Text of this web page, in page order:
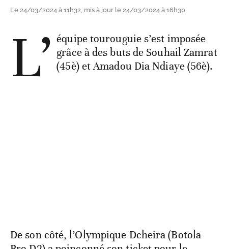
Le 24/03/2024 à 11h32, mis à jour le 24/03/2024 à 16h30
L’ équipe tourouguie s’est imposée
grâce à des buts de Souhail Zamrat
(45è) et Amadou Dia Ndiaye (56è).
De son côté, l’Olympique Dcheira (Botola